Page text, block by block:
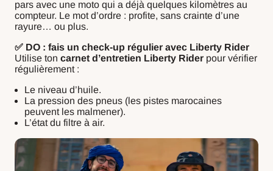
pars avec une moto qui a déjà quelques kilomètres au
compteur. Le mot d’ordre : profite, sans crainte d’une
rayure… ou plus.
✅ DO : fais un check-up régulier avec Liberty Rider
Utilise ton carnet d’entretien Liberty Rider pour vérifier
régulièrement :
Le niveau d’huile.
La pression des pneus (les pistes marocaines
peuvent les malmener).
L’état du filtre à air.